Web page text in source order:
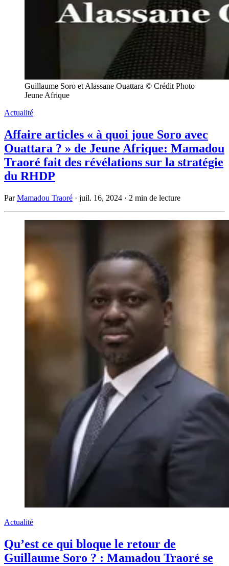
Guillaume Soro et Alassane Ouattara © Crédit Photo
Jeune Afrique
Actualité
Affaire articles « à quoi joue Soro avec
Ouattara ? » de Jeune Afrique: Mamadou
Traoré fait des révélations sur la stratégie
du RHDP
ParMamadou Traoré · juil. 16, 2024 · 2 min de lecture
Actualité
Qu’est ce qui bloque le retour de
Guillaume Soro ? : Mamadou Traoré se